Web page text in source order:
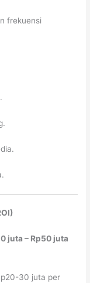
frekuensi
juta – Rp50 juta
30 juta per